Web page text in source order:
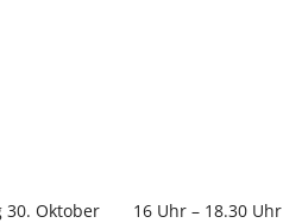
16 Uhr – 18.30 Uhr